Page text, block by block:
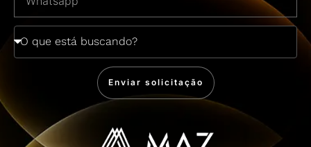
Enviar solicitação